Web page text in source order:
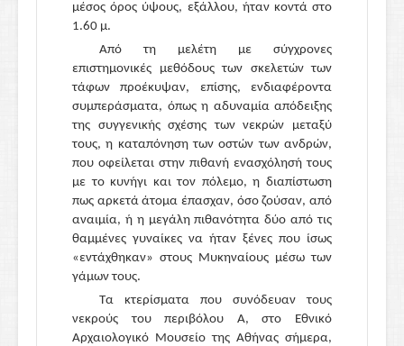
μέσος όρος ύψους, εξάλλου, ήταν κοντά στο
1.60 μ.
Από τη μελέτη με σύγχρονες
επιστημονικές μεθόδους των σκελετών των
τάφων προέκυψαν, επίσης, ενδιαφέροντα
συμπεράσματα, όπως η αδυναμία απόδειξης
της συγγενικής σχέσης των νεκρών μεταξύ
τους, η καταπόνηση των οστών των ανδρών,
που οφείλεται στην πιθανή ενασχόλησή τους
με το κυνήγι και τον πόλεμο, η διαπίστωση
πως αρκετά άτομα έπασχαν, όσο ζούσαν, από
αναιμία, ή η μεγάλη πιθανότητα δύο από τις
θαμμένες γυναίκες να ήταν ξένες που ίσως
«εντάχθηκαν» στους Μυκηναίους μέσω των
γάμων τους.
Τα κτερίσματα που συνόδευαν τους
νεκρούς του περιβόλου Α, στο Εθνικό
Αρχαιολογικό Μουσείο της Αθήνας σήμερα,